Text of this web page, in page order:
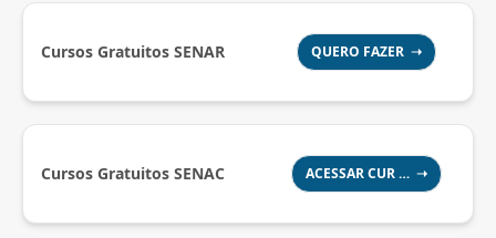
Cursos Gratuitos SENAR QUERO FAZER ➝
Cursos Gratuitos SENAC ACESSAR CUR … ➝